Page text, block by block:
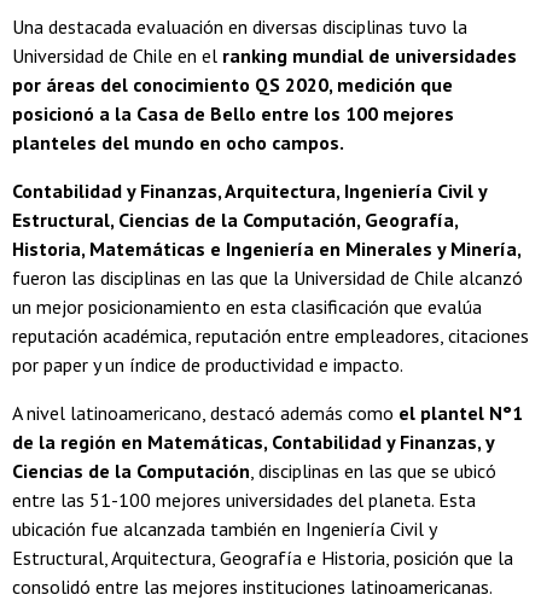
Una destacada evaluación en diversas disciplinas tuvo la
Universidad de Chile en el ranking mundial de universidades
por áreas del conocimiento QS 2020, medición que
posicionó a la Casa de Bello entre los 100 mejores
planteles del mundo en ocho campos.
Contabilidad y Finanzas, Arquitectura, Ingeniería Civil y
Estructural, Ciencias de la Computación, Geografía,
Historia, Matemáticas e Ingeniería en Minerales y Minería,
fueron las disciplinas en las que la Universidad de Chile alcanzó
un mejor posicionamiento en esta clasificación que evalúa
reputación académica, reputación entre empleadores, citaciones
por paper y un índice de productividad e impacto.
A nivel latinoamericano, destacó además como el plantel N°1
de la región en Matemáticas, Contabilidad y Finanzas, y
Ciencias de la Computación, disciplinas en las que se ubicó
entre las 51-100 mejores universidades del planeta. Esta
ubicación fue alcanzada también en Ingeniería Civil y
Estructural, Arquitectura, Geografía e Historia, posición que la
consolidó entre las mejores instituciones latinoamericanas.